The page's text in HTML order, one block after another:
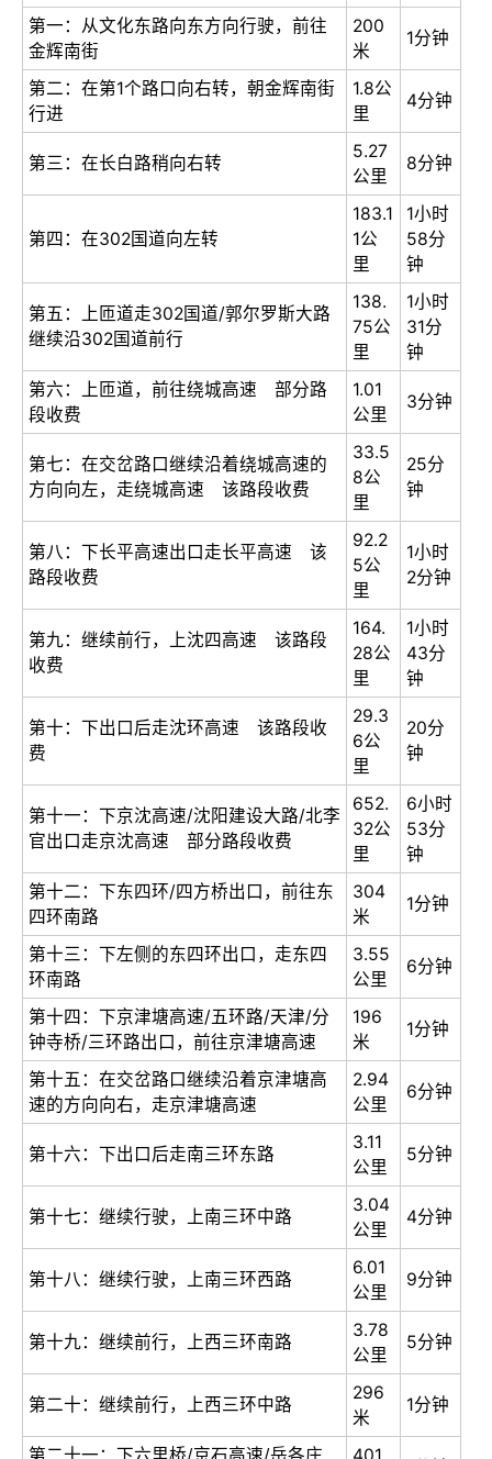
第一：从文化东路向东方向行驶，前往
金辉南街
200
米
1分钟
第二：在第1个路口向右转，朝金辉南街
行进
1.8公
里
4分钟
第三：在长白路稍向右转
5.27
公里
8分钟
第四：在302国道向左转
183.1
1公
里
1小时
58分
钟
第五：上匝道走302国道/郭尔罗斯大路
继续沿302国道前行
138.
75公
里
1小时
31分
钟
第六：上匝道，前往绕城高速 部分路
段收费
1.01
公里
3分钟
第七：在交岔路口继续沿着绕城高速的
方向向左，走绕城高速 该路段收费
33.5
8公
里
25分
钟
第八：下长平高速出口走长平高速 该
路段收费
92.2
5公
里
1小时
2分钟
第九：继续前行，上沈四高速 该路段
收费
164.
28公
里
1小时
43分
钟
第十：下出口后走沈环高速 该路段收
费
29.3
6公
里
20分
钟
第十一：下京沈高速/沈阳建设大路/北李
官出口走京沈高速 部分路段收费
652.
32公
里
6小时
53分
钟
第十二：下东四环/四方桥出口，前往东
四环南路
304
米
1分钟
第十三：下左侧的东四环出口，走东四
环南路
3.55
公里
6分钟
第十四：下京津塘高速/五环路/天津/分
钟寺桥/三环路出口，前往京津塘高速
196
米
1分钟
第十五：在交岔路口继续沿着京津塘高
速的方向向右，走京津塘高速
2.94
公里
6分钟
第十六：下出口后走南三环东路
3.11
公里
5分钟
第十七：继续行驶，上南三环中路
3.04
公里
4分钟
第十八：继续行驶，上南三环西路
6.01
公里
9分钟
第十九：继续前行，上西三环南路
3.78
公里
5分钟
第二十：继续前行，上西三环中路
296
米
1分钟
第二十一：下六里桥/京石高速/岳各庄 401